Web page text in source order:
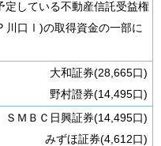
定している不動産信託受益権
川口Ⅰ)の取得資金の一部に
大和証券(28,665口)
野村證券(14,495口)
ＳＭＢＣ日興証券(14,495口)
みずほ証券(4,612口)